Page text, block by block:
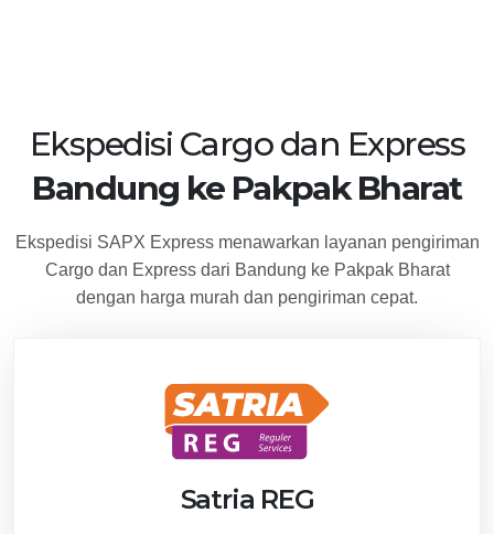
Ekspedisi Cargo dan Express
Bandung ke Pakpak Bharat
Ekspedisi SAPX Express menawarkan layanan pengiriman
Cargo dan Express dari Bandung ke Pakpak Bharat
dengan harga murah dan pengiriman cepat.
Satria REG